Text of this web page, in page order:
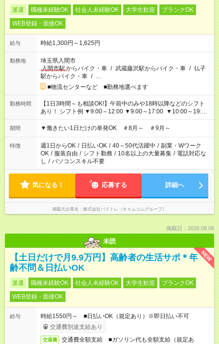
派遣 職種未経験OK 社会人未経験OK 大学生歓迎
ブランクOK
WEB登録・面接OK
給与 時給1,300円～1,625円
勤務地
埼玉県入間市
入間市駅からバイク・車 / 武蔵藤沢駅からバイク・車 / 仏子
駅からバイク・車 / …
■物流センターなど ■勤務地選べます
勤務時間
【1日3時間～も相談OK!】午前中のみや18時以降などのシフト
あり！ シフト例 ▼9:00～12:00 ▼9:00～17:00 ▼10:00～19:00
▼18:00～21:00
期間 ▼働きたい1日だけの単発OK ＃8月～ ＃9月～
特徴 週1日からOK / 日払いOK / 40～50代活躍中 / 副業・Wワーク
OK / 服装自由 / シフト勤務 / 10名以上の大量募集 / 電話対応な
し / パソコンスキル不要
気になる！ 応募する 詳細へ
掲載元企業名 株式会社バイトレ（キャムコムグループ）
掲載日：2026.08.06
未読
NEW
【土日だけで月9.9万円】高齢者の生活サポ＊年
齢不問＆日払いOK
派遣 職種未経験OK 社会人未経験OK 大学生歓迎
ブランクOK
WEB登録・面接OK
給与
時給1550円～ ■日払いOK（規定あり）※即日払い不可
交通費別途支給あり
交通費
交通費全額支給 ■ガソリン代も全額支給（規定あ